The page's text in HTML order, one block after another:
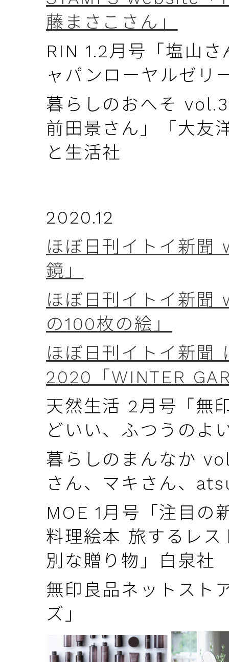
藤まさこさん」
RIN 1.2月号「塩山
ャパンローヤルゼリ
暮らしのおへそ
前田景さん」「大友
と生活社
2020.12
ほぼ日刊イトイ新
鏡」
ほぼ日刊イトイ新聞
の100枚の絵」
ほぼ日刊イトイ新聞
2020「WINTER
天然生活 2月号「無
どいい、ふつうのよ
暮らしのまんなか
さん、マキさん、
MOE 1月号「注目の
料理絵本 旅するレ
別な贈り物」白泉社
無印良品ネットスト
ズ」